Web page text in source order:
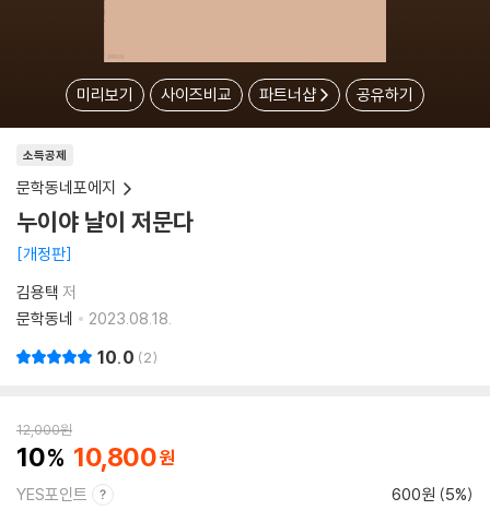
미리보기 사이즈비교 파트너샵 공유하기
소득공제
문학동네포에지
누이야 날이 저문다
개정판
김용택 저
문학동네
2023.08.18.
10.0 2
12,000원
10 10,800
YES포인트 600원 (5%)